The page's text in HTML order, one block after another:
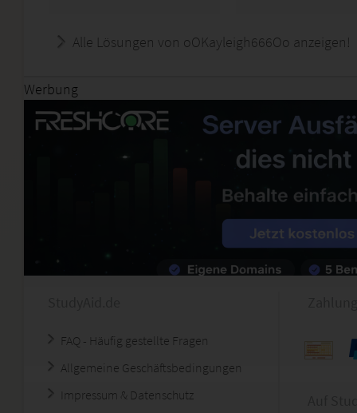
Alle Lösungen von oOKayleigh666Oo anzeigen!
Werbung
FAQ - Häufig gestellte Fragen
Allgemeine Geschäftsbedingungen
Impressum & Datenschutz